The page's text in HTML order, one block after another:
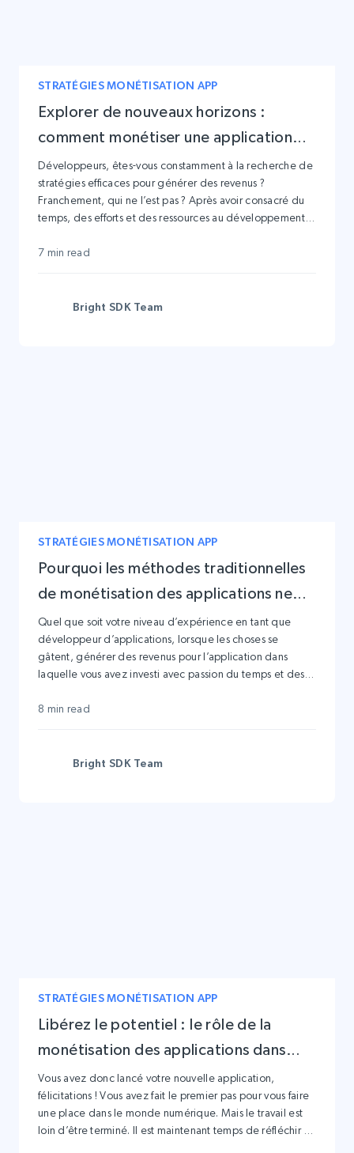
STRATÉGIES MONÉTISATION APP
Explorer de nouveaux horizons :
comment monétiser une application
sans publicité
Développeurs, êtes-vous constamment à la recherche de
stratégies efficaces pour générer des revenus ?
Franchement, qui ne l’est pas ? Après avoir consacré du
temps, des efforts et des ressources au développement
naturellement à rechercher des sources de revenus.
7 min read
Bright SDK Team
STRATÉGIES MONÉTISATION APP
Pourquoi les méthodes traditionnelles
de monétisation des applications ne
suffisent plus
Quel que soit votre niveau d’expérience en tant que
développeur d’applications, lorsque les choses se
gâtent, générer des revenus pour l’application dans
laquelle vous avez investi avec passion du temps et des
8 min read
Bright SDK Team
STRATÉGIES MONÉTISATION APP
Libérez le potentiel : le rôle de la
monétisation des applications dans
votre réussite
Vous avez donc lancé votre nouvelle application,
félicitations ! Vous avez fait le premier pas pour vous faire
une place dans le monde numérique. Mais le travail est
loin d’être terminé. Il est maintenant temps de réfléchir à